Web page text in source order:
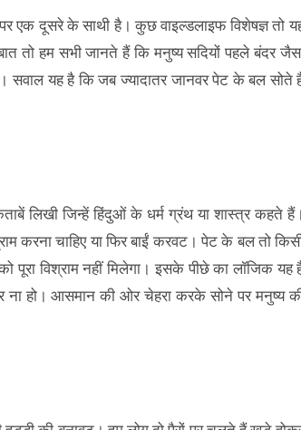
एक दूसरे के साथी है। कुछ वाइल्डलाइफ विशेषज्ञ तो
तो हम सभी जानते हैं कि मनुष्य सदियों पहले बंदर
यह है कि जब ज्यादातर जानवर पेट के बल सोते
लिखी जिन्हें हिंदुओं के धर्म ग्रंथ या शास्त्र कहते
करना चाहिए या फिर बाईं करवट। पेट के बल तो
पूरा विश्राम नहीं मिलेगा। इसके पीछे का लॉजिक यह
ना हो। आसमान की ओर चेहरा करके सोने पर मनुष्य